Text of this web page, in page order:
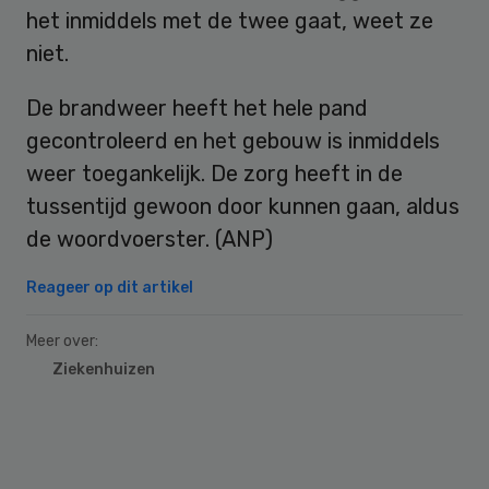
het inmiddels met de twee gaat, weet ze
niet.
De brandweer heeft het hele pand
gecontroleerd en het gebouw is inmiddels
weer toegankelijk. De zorg heeft in de
tussentijd gewoon door kunnen gaan, aldus
de woordvoerster. (ANP)
Reageer op dit artikel
Meer over:
Ziekenhuizen